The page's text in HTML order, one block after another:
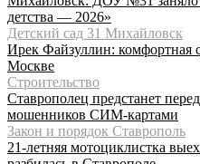
детства — 2026»
Детский сад 31 Михайловск
Ирек Файзуллин: комфортная
Москве
Строительство
Ставрополец предстанет
мошенников СИМ-картами
Закон и порядок Ставрополь
21-летняя мотоциклистка